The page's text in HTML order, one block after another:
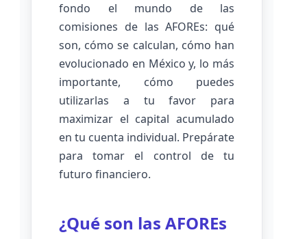
fondo el mundo de las
comisiones de las AFOREs: qué
son, cómo se calculan, cómo han
evolucionado en México y, lo más
importante, cómo puedes
utilizarlas a tu favor para
maximizar el capital acumulado
en tu cuenta individual. Prepárate
para tomar el control de tu
futuro financiero.
¿Qué son las AFOREs